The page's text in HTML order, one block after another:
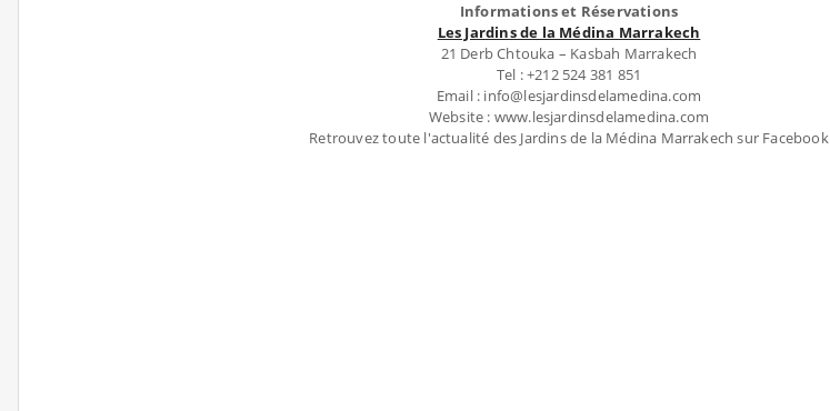
Informations et Réservations
Les Jardins de la Médina Marrakech
21 Derb Chtouka – Kasbah Marrakech
Tel : +212 524 381 851
Email : info@lesjardinsdelamedina.com
Website : www.lesjardinsdelamedina.com
Retrouvez toute l'actualité des Jardins de la Médina Marrakech sur Facebook